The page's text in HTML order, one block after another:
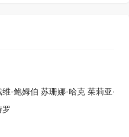
维·鲍姆伯 苏珊娜·哈克 茱莉亚·
罗